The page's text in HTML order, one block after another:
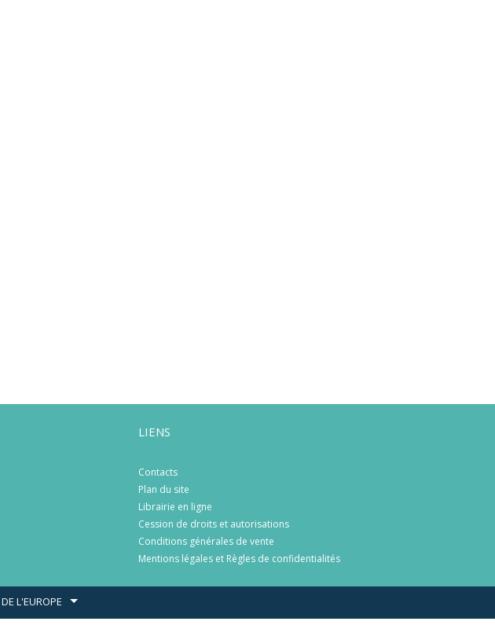
LIENS
Contacts
Plan du site
Librairie en ligne
Cession de droits et autorisations
Conditions générales de vente
Mentions légales et Règles de confidentialités
L'EUROPE